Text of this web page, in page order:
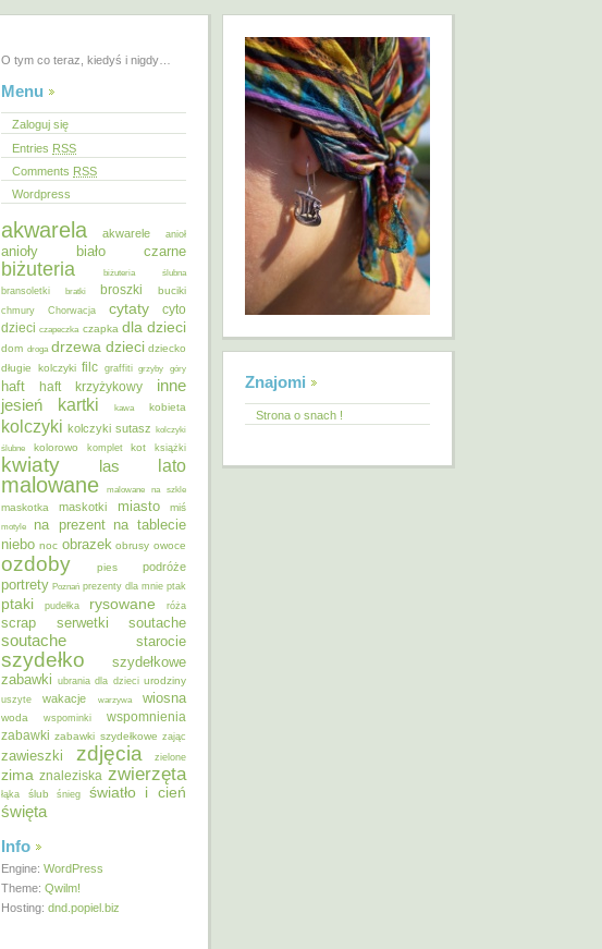
O tym co teraz, kiedyś i nigdy…
Menu
Zaloguj się
Entries RSS
Comments RSS
Wordpress
akwarela akwarele anioł
anioły biało czarne
biżuteria
biżuteria ślubna
bransoletki
bratki broszki buciki
chmury Chorwacja cytaty
cyto
dzieci czapeczka czapka dla dzieci
dom droga drzewa dzieci dziecko
długie kolczyki filc graffiti grzyby góry
haft haft krzyżykowy inne
jesień kartki kawa kobieta
kolczyki kolczyki sutasz kolczyki
ślubne
kolorowo komplet kot książki
kwiaty las lato
malowane malowane na szkle
maskotka maskotki miasto miś
motyle na prezent na tablecie
niebo noc obrazek obrusy owoce
ozdoby pies podróże
portrety Poznań prezenty dla mnie ptak
ptaki pudełka rysowane róża
scrap serwetki soutache
soutache starocie
szydełko
szydełkowe
zabawki ubrania dla dzieci urodziny
uszyte wakacje warzywa wiosna
woda wspominki
wspomnienia
zabawki zabawki szydełkowe zając
zawieszki zdjęcia zielone
zima znaleziska zwierzęta
łąka ślub śnieg światło i cień
święta
Info
Engine: WordPress
Theme: Qwilm!
Hosting: dnd.popiel.biz
Znajomi
Strona o snach !